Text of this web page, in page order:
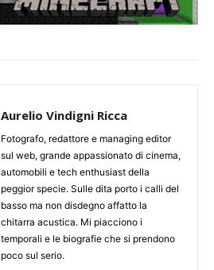
Aurelio Vindigni Ricca
Fotografo, redattore e managing editor
sul web, grande appassionato di cinema,
automobili e tech enthusiast della
peggior specie. Sulle dita porto i calli del
basso ma non disdegno affatto la
chitarra acustica. Mi piacciono i
temporali e le biografie che si prendono
poco sul serio.